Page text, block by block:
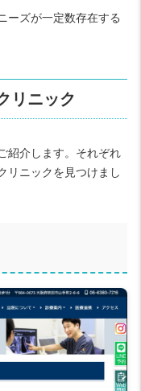
ーズが一定数存在する
リニック
紹介します。それぞれ
リニックを見つけまし